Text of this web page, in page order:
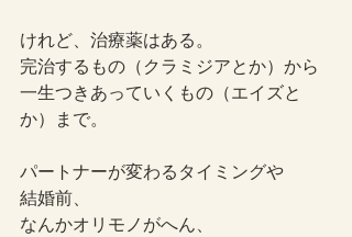
けれど、治療薬はある。
完治するもの（クラミジアとか）から
一生つきあっていくもの（エイズと
か）まで。
パートナーが変わるタイミングや
結婚前、
なんかオリモノがへん、